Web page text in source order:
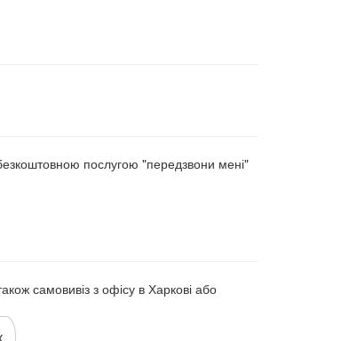
послугою "передзвони мені"
самовивіз з офісу в Харкові або